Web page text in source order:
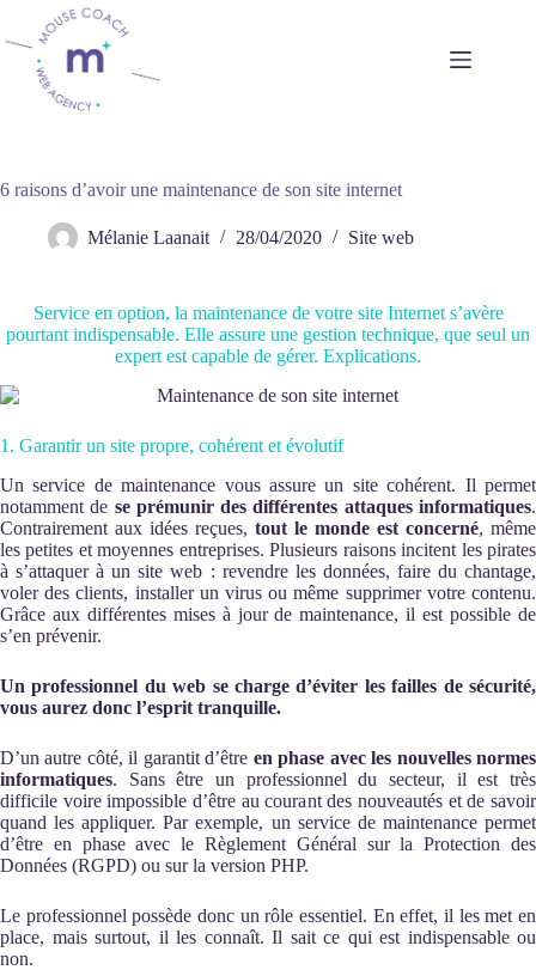
contenu
6 raisons d’avoir une maintenance de son site internet
Mélanie Laanait 28/04/2020 Site web
Service en option, la maintenance de votre site Internet s’avère
pourtant indispensable. Elle assure une gestion technique, que seul un
expert est capable de gérer. Explications.
1. Garantir un site propre, cohérent et évolutif
Un service de maintenance vous assure un site cohérent. Il permet
notamment de se prémunir des différentes attaques informatiques.
Contrairement aux idées reçues, tout le monde est concerné, même
les petites et moyennes entreprises. Plusieurs raisons incitent les pirates
à s’attaquer à un site web : revendre les données, faire du chantage,
voler des clients, installer un virus ou même supprimer votre contenu.
Grâce aux différentes mises à jour de maintenance, il est possible de
s’en prévenir.
Un professionnel du web se charge d’éviter les failles de sécurité,
vous aurez donc l’esprit tranquille.
D’un autre côté, il garantit d’être en phase avec les nouvelles normes
informatiques. Sans être un professionnel du secteur, il est très
difficile voire impossible d’être au courant des nouveautés et de savoir
quand les appliquer. Par exemple, un service de maintenance permet
d’être en phase avec le Règlement Général sur la Protection des
Données (RGPD) ou sur la version PHP.
Le professionnel possède donc un rôle essentiel. En effet, il les met en
place, mais surtout, il les connaît. Il sait ce qui est indispensable ou
non.